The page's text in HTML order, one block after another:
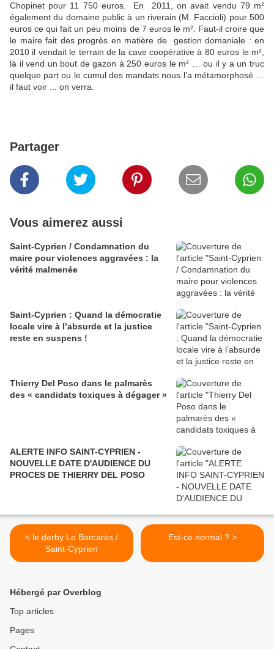
Chopinet pour 11 750 euros. En 2011, on avait vendu 79 m²
également du domaine public à un riverain (M. Faccioli) pour 500
euros ce qui fait un peu moins de 7 euros le m². Faut-il croire que
le maire fait des progrès en matière de gestion domaniale : en
2010 il vendait le terrain de la cave coopérative à 80 euros le m²,
là il vend un bout de gazon à 250 euros le m² … ou il y a un truc
quelque part ou le cumul des mandats nous l’a métamorphosé …
il faut voir ... on verra.
Partager
Vous aimerez aussi
Saint-Cyprien / Condamnation du
maire pour violences aggravées : la
vérité malmenée
Saint-Cyprien : Quand la démocratie
locale vire à l’absurde et la justice
reste en suspens !
Thierry Del Poso dans le palmarès
des « candidats toxiques à dégager »
ALERTE INFO SAINT-CYPRIEN -
NOUVELLE DATE D'AUDIENCE DU
PROCES DE THIERRY DEL POSO
< le derby Le Barcarès /
Saint-Cyprien
Est-ce normal ? >
Hébergé par Overblog
Top articles
Pages